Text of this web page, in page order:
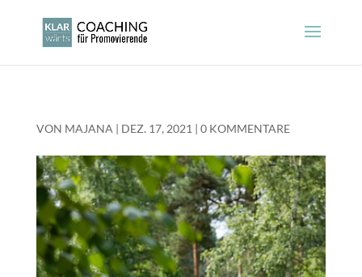
VON MAJANA | DEZ. 17, 2021 | 0 KOMMENTARE